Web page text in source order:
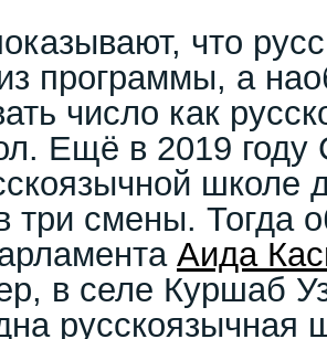
что
программы, а
число как
Ещё в 2019
школе
три смены. Тогда
Аида
в селе Куршаб